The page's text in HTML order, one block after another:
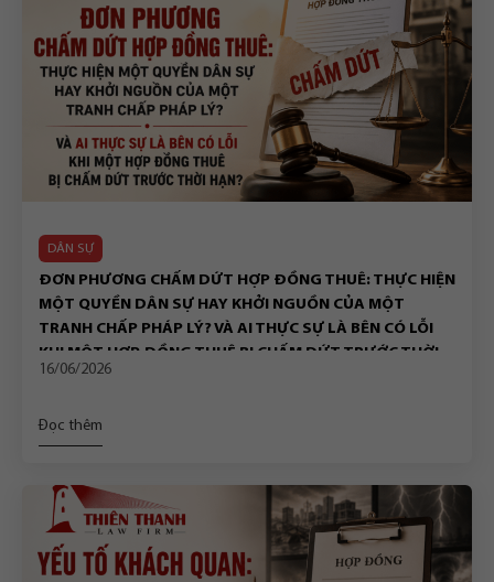
DÂN SỰ
ĐƠN PHƯƠNG CHẤM DỨT HỢP ĐỒNG THUÊ: THỰC HIỆN
MỘT QUYỀN DÂN SỰ HAY KHỞI NGUỒN CỦA MỘT
TRANH CHẤP PHÁP LÝ? VÀ AI THỰC SỰ LÀ BÊN CÓ LỖI
KHI MỘT HỢP ĐỒNG THUÊ BỊ CHẤM DỨT TRƯỚC THỜI
HẠN?
16/06/2026
Đọc thêm